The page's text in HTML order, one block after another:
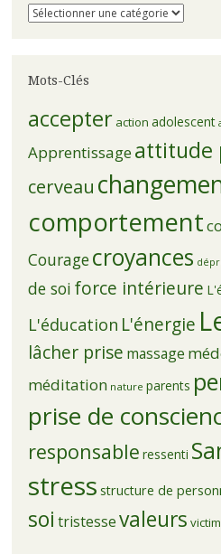
Catégories
Mots-Clés
accepter action adolescent
Apprentissage attitude
cerveau
comportement
Couragecroyances
de soi force intérieure
L'éducation L'énergie
lâcher prise massage
méditation nature parents
prise de
responsable ressenti
stress structure de
soi tristessevaleurs